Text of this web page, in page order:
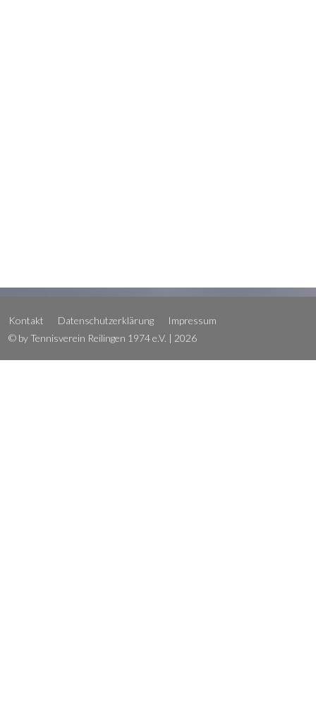
Kontakt Datenschutzerklärung
Impressum
© by Tennisverein Reilingen 1974 e.V. | 2026